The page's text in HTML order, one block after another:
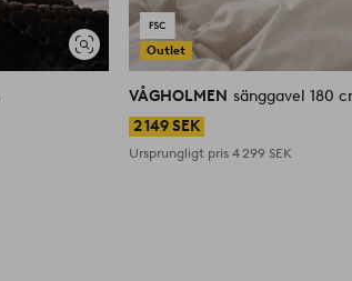
Visa
liknande
Outlet
VÅGHOLMEN sänggavel 180
2 149 SEK
Ursprungligt pris4 299 SEK